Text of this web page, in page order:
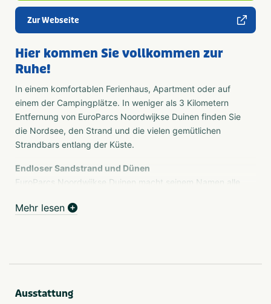
Zur Webseite
Hier kommen Sie vollkommen zur
Ruhe!
In einem komfortablen Ferienhaus, Apartment oder auf
einem der Campingplätze. In weniger als 3 Kilometern
Entfernung von EuroParcs Noordwijkse Duinen finden Sie
die Nordsee, den Strand und die vielen gemütlichen
Strandbars entlang der Küste.
Endloser Sandstrand und Dünen
EuroParcs Noordwijkse Duinen macht seinem Namen alle
ehemaligen Fischerdorf Noordwijk. Über einen speziellen
setzen Sie sich in eines der Strandbars oder Cafés
Mehr lesen
Ausstattung